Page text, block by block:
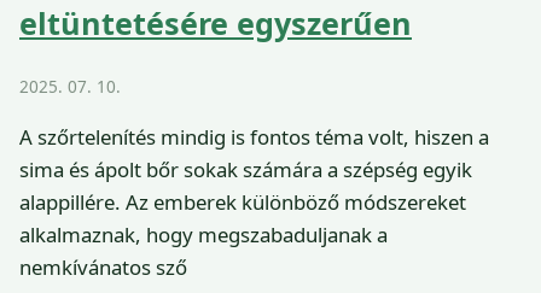
eltüntetésére egyszerűen
2025. 07. 10.
A szőrtelenítés mindig is fontos téma volt, hiszen a
sima és ápolt bőr sokak számára a szépség egyik
alappillére. Az emberek különböző módszereket
alkalmaznak, hogy megszabaduljanak a
nemkívánatos sző